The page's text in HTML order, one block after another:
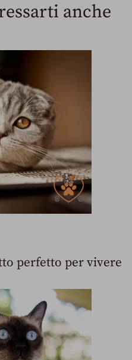
anche
perfetto per vivere